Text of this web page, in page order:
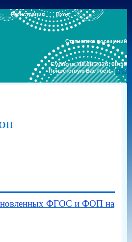
Статистика посещений
Суббота, 08.08.2026, 00:59
Приветствую Вас Гость|RSS
Регистрация Вход
ФГОС и ФОП на